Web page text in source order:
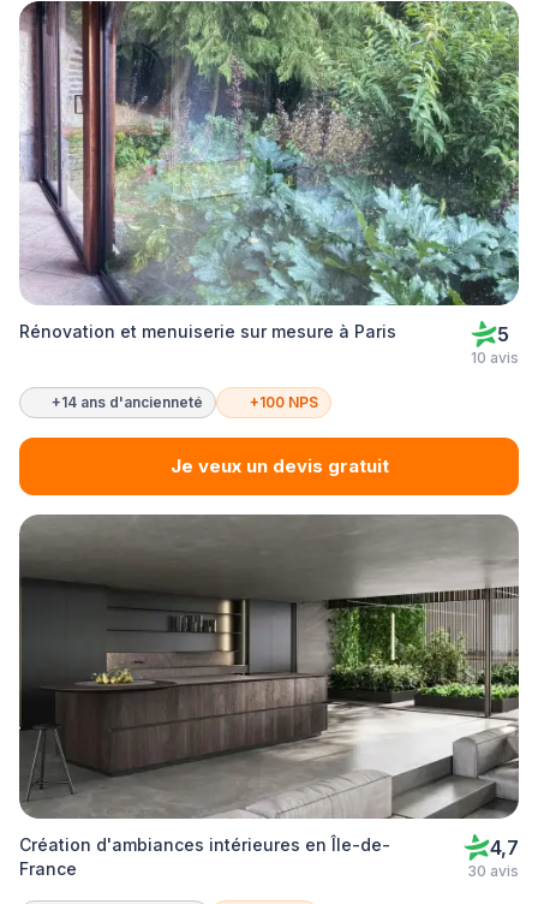
Rénovation et menuiserie sur mesure à Paris 5
10 avis
+14 ans d'ancienneté +100 NPS
Je veux un devis gratuit
Création d'ambiances intérieures en Île-de-
France
4,7
30 avis